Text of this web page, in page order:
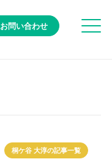
お問い合わせ
桐ケ谷 大淳の記事一覧